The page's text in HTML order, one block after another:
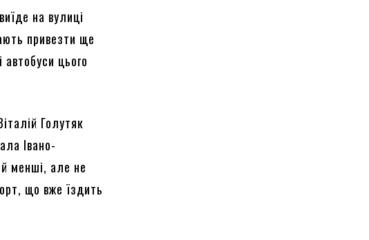
на вулиці
привезти ще
цього
Голутяк
Івано-
менші, але не
що вже їздить